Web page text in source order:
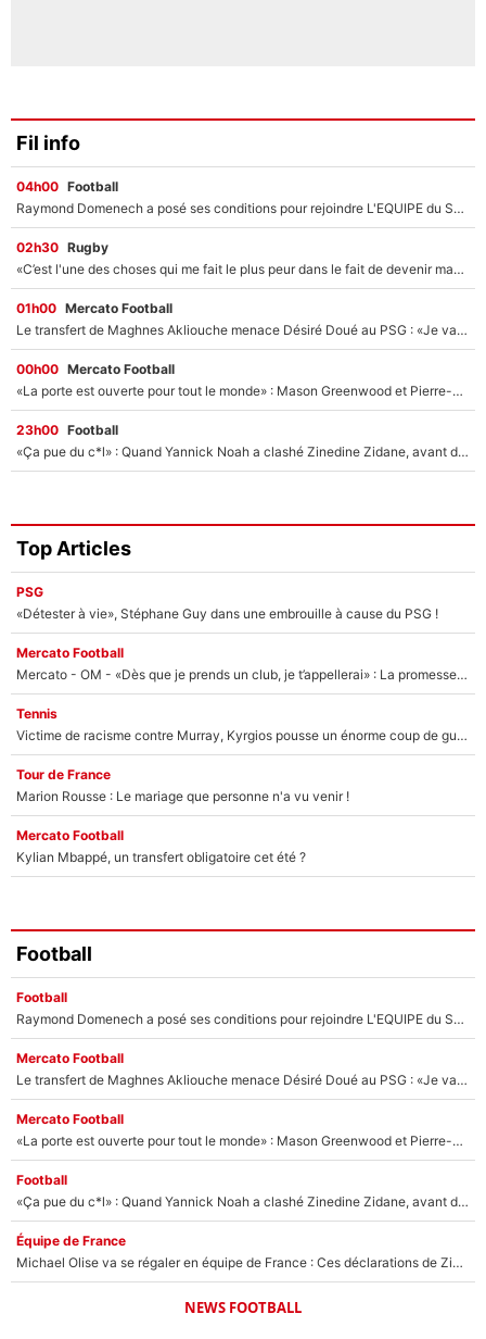
Fil info
04h00 Football
Raymond Domenech a posé ses conditions pour rejoindre L'EQUIPE du Soir : Il refuse de faire l'émission avec un autre chroniqueur !
02h30 Rugby
«C’est l'une des choses qui me fait le plus peur dans le fait de devenir maman» : En couple avec Antoine Dupont, Iris Mittenaere s'inquiète déjà pour ses futurs enfants !
01h00 Mercato Football
Le transfert de Maghnes Akliouche menace Désiré Doué au PSG : «Je valide à 200%»
00h00 Mercato Football
«La porte est ouverte pour tout le monde» : Mason Greenwood et Pierre-Emerick Aubameyang ont quitté l'OM, Amine Gouiri balance sur la suite du mercato et sur la réaction du vestiaire !
23h00 Football
«Ça pue du c*l» : Quand Yannick Noah a clashé Zinedine Zidane, avant de se faire recadrer par le nouveau sélectionneur de l'équipe de France !
Top Articles
PSG
«Détester à vie», Stéphane Guy dans une embrouille à cause du PSG !
Mercato Football
Mercato - OM - «Dès que je prends un club, je t’appellerai» : La promesse de Marcelino au moment de claquer la porte
Tennis
Victime de racisme contre Murray, Kyrgios pousse un énorme coup de gueule !
Tour de France
Marion Rousse : Le mariage que personne n'a vu venir !
Mercato Football
Kylian Mbappé, un transfert obligatoire cet été ?
Football
Football
Raymond Domenech a posé ses conditions pour rejoindre L'EQUIPE du Soir : Il refuse de faire l'émission avec un autre chroniqueur !
Mercato Football
Le transfert de Maghnes Akliouche menace Désiré Doué au PSG : «Je valide à 200%»
Mercato Football
«La porte est ouverte pour tout le monde» : Mason Greenwood et Pierre-Emerick Aubameyang ont quitté l'OM, Amine Gouiri balance sur la suite du mercato et sur la réaction du vestiaire !
Football
«Ça pue du c*l» : Quand Yannick Noah a clashé Zinedine Zidane, avant de se faire recadrer par le nouveau sélectionneur de l'équipe de France !
Équipe de France
Michael Olise va se régaler en équipe de France : Ces déclarations de Zinedine Zidane qui prouvent qu'il va tout miser sur la star du Bayern Munich !
NEWS FOOTBALL